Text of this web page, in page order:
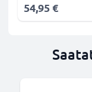
54,95 €